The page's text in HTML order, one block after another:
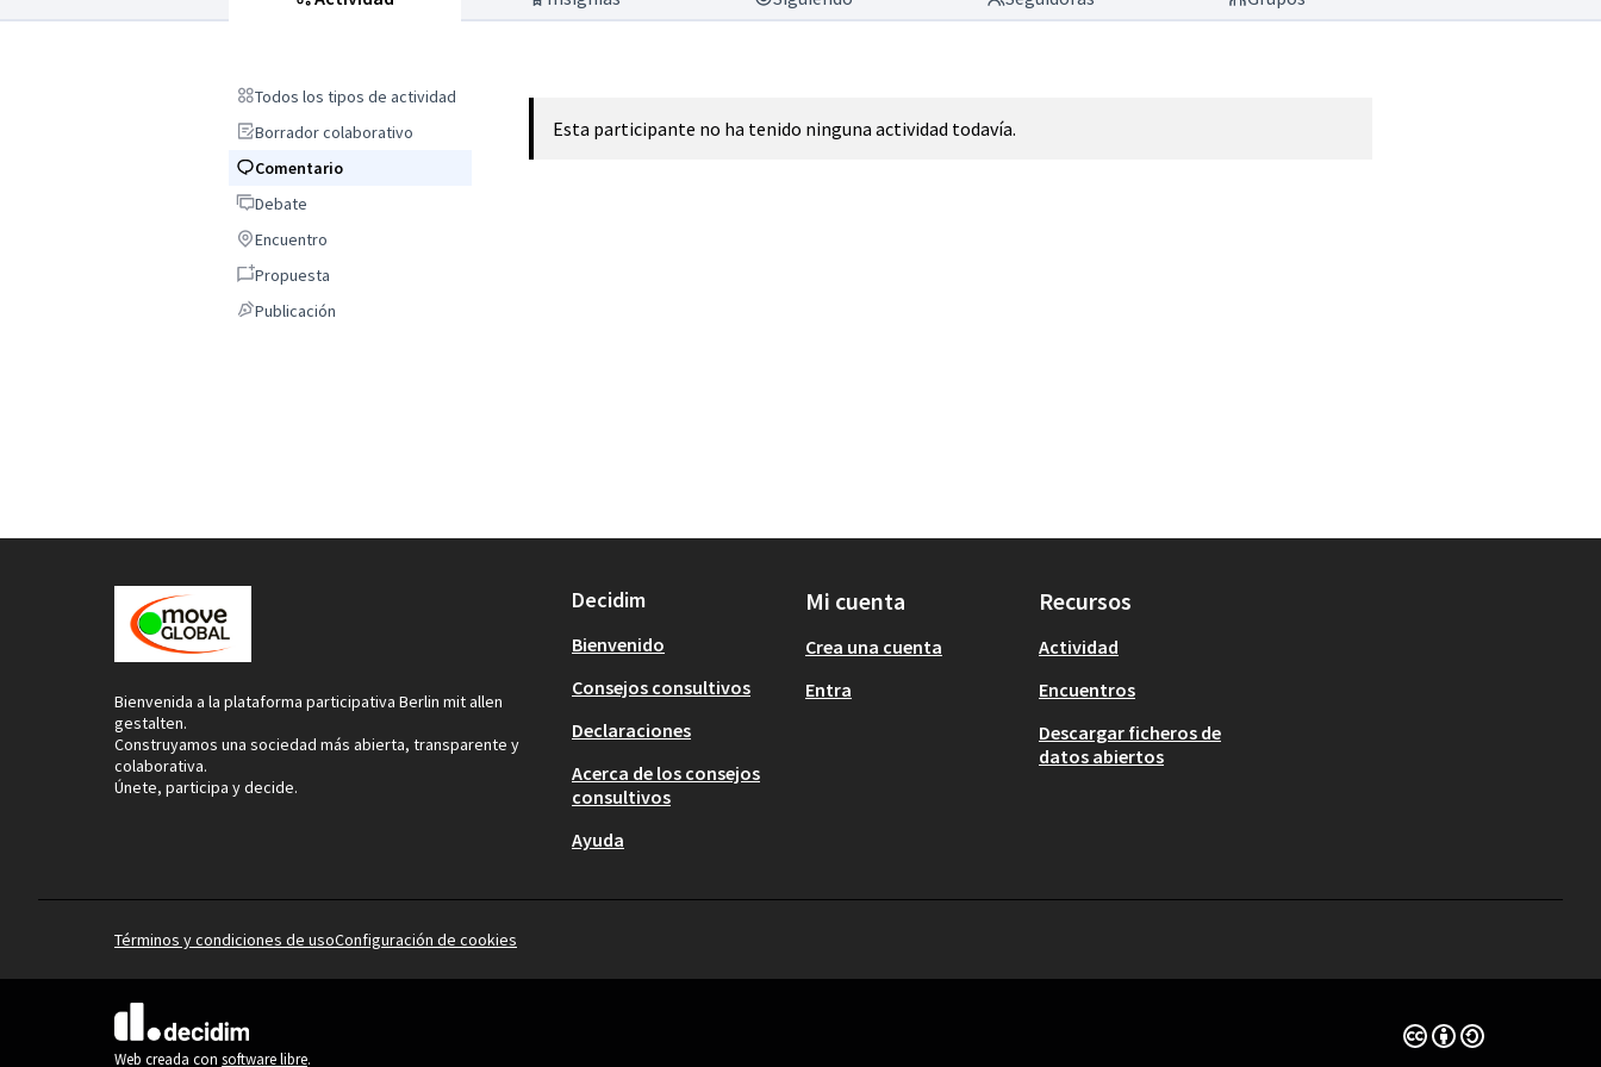
Todos los tipos de actividad
Todos los tipos de actividad
Borrador colaborativo
Borrador colaborativo
Comentario
Comentario
DebateDebate
Encuentro
Encuentro
Propuesta
Propuesta
Publicación
Publicación
Esta participante no ha tenido ninguna actividad todavía.
Bienvenida a la plataforma participativa Berlin mit allen
gestalten.
Construyamos una sociedad más abierta, transparente y
colaborativa.
Únete, participa y decide.
Decidim
Bienvenido
Consejos consultivos
Declaraciones
Acerca de los consejos
consultivos
Ayuda
Mi cuenta
Crea una cuenta
Entra
Recursos
Actividad
Encuentros
Descargar ficheros de
datos abiertos
Términos y condiciones de usoConfiguración de cookies
(Enlace externo)
Web creada con software libre.
Con licencia Creative
(Enlace externo)